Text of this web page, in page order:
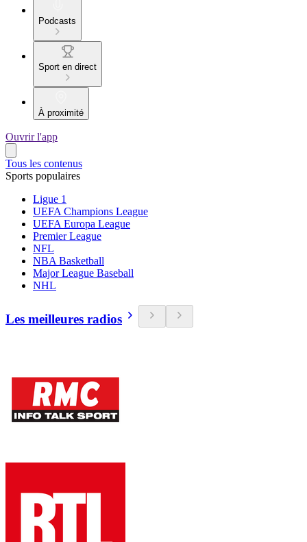
Podcasts
Sport en direct
À proximité
Ouvrir l'app
Tous les contenus
Sports populaires
Ligue 1
UEFA Champions League
UEFA Europa League
Premier League
NFL
NBA Basketball
Major League Baseball
NHL
Les meilleures radios